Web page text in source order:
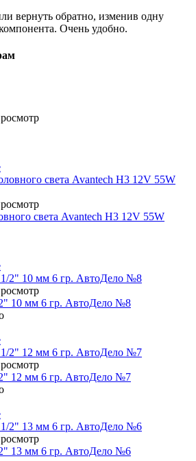
вернуть обратно, изменив одну
Очень удобно.
света Avantech H3 12V 55W
10 мм 6 гр. АвтоДело №8
12 мм 6 гр. АвтоДело №7
13 мм 6 гр. АвтоДело №6